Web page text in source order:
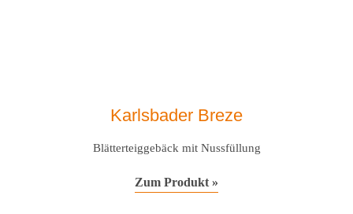
Karlsbader Breze
Blätterteiggebäck mit Nussfüllung
Zum Produkt »